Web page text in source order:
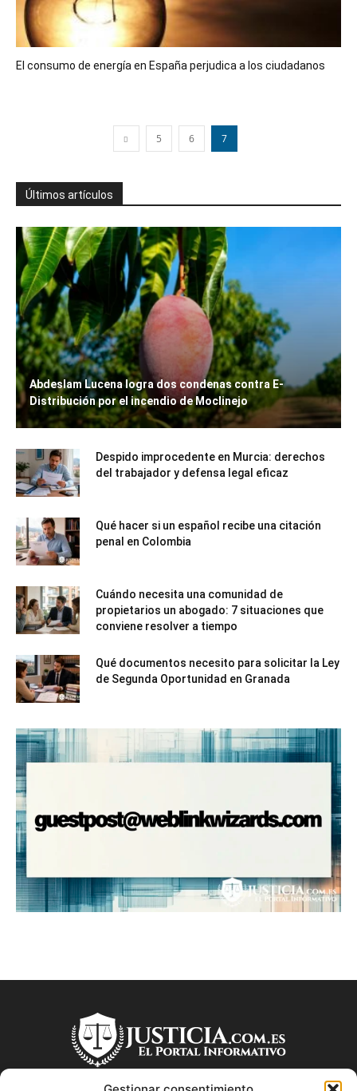
El consumo de energía en España perjudica a los ciudadanos
5 6 7
Últimos artículos
Abdeslam Lucena logra dos condenas contra E-
Distribución por el incendio de Moclinejo
Despido improcedente en Murcia: derechos
del trabajador y defensa legal eficaz
Qué hacer si un español recibe una citación
penal en Colombia
Cuándo necesita una comunidad de
propietarios un abogado: 7 situaciones que
conviene resolver a tiempo
Qué documentos necesito para solicitar la Ley
de Segunda Oportunidad en Granada